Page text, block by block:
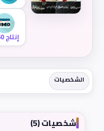
إنتاج 1960
الشخصيات
شخصيات (5)